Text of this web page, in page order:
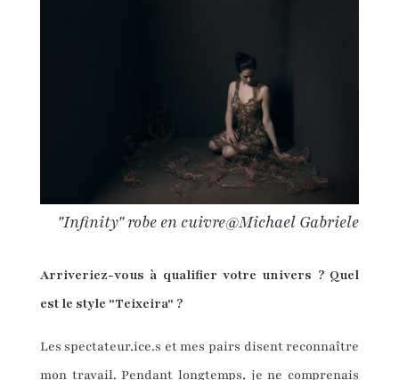
"Infinity" robe en cuivre@Michael Gabriele
Arriveriez-vous à qualifier votre univers ? Quel
est le style "Teixeira" ?
Les spectateur.ice.s et mes pairs disent reconnaître
mon travail. Pendant longtemps, je ne comprenais